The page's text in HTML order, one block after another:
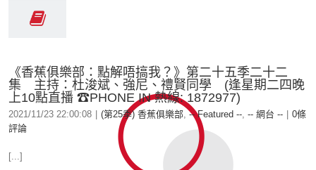
《香蕉俱樂部：點解唔搞我？》第二十五季二十二
集 主持：杜浚斌、強尼、禮賢同學 (逢星期二四晚
上10點直播 ☎PHONE IN 熱線: 1872977)
2021/11/23 22:00:08 (第25季) 香蕉俱樂部,-- Featured --, -- 網台 --
0條
評論
[...]